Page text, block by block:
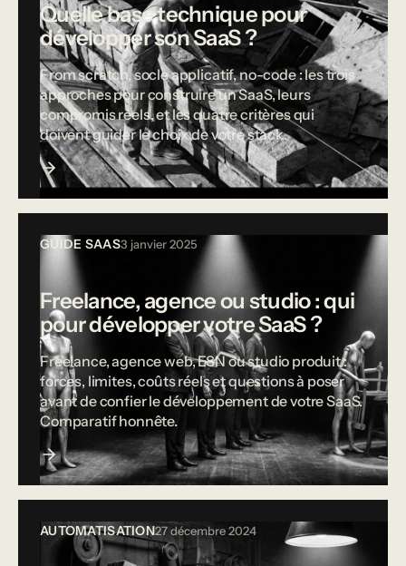
Quelle base technique pour
développer son SaaS ?
From scratch, socle applicatif, no-code : les trois
approches pour construire un SaaS, leurs
compromis réels, et les quatre critères qui
doivent guider le choix de votre stack.
GUIDE SAAS3 janvier 2025
Freelance, agence ou studio : qui
pour développer votre SaaS ?
Freelance, agence web, ESN ou studio produit :
forces, limites, coûts réels et questions à poser
avant de confier le développement de votre SaaS.
Comparatif honnête.
AUTOMATISATION27 décembre 2024